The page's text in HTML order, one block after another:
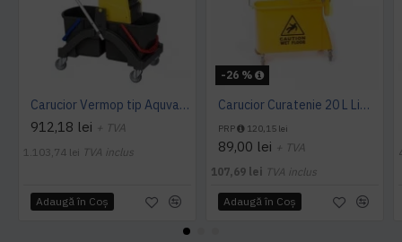
Carucior Vermop tip Aquva, 2*17L cu storcator
912,18 lei + TVA
1.103,74 lei TVA inclus
Adaugă în Coş
-26 %
Carucior Curatenie 20 L Limpio, 3.0 kg, 46x27x29cm
PRP 120,15 lei
89,00 lei + TVA
107,69 lei TVA inclus
Adaugă în Coş